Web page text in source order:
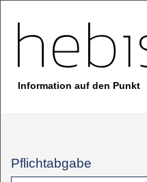
Information auf den Punkt
Pflichtabgabe